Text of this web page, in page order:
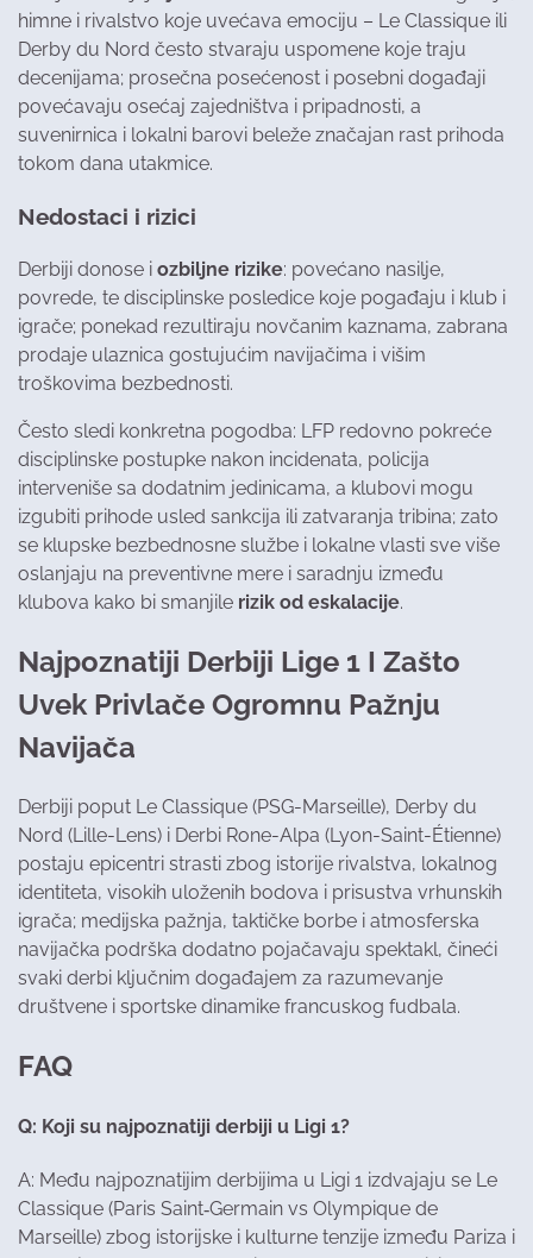
himne i rivalstvo koje uvećava emociju – Le Classique ili
Derby du Nord često stvaraju uspomene koje traju
decenijama; prosečna posećenost i posebni događaji
povećavaju osećaj zajedništva i pripadnosti, a
suvenirnica i lokalni barovi beleže značajan rast prihoda
tokom dana utakmice.
Nedostaci i rizici
Derbiji donose i ozbiljne rizike: povećano nasilje,
povrede, te disciplinske posledice koje pogađaju i klub i
igrače; ponekad rezultiraju novčanim kaznama, zabrana
prodaje ulaznica gostujućim navijačima i višim
troškovima bezbednosti.
Često sledi konkretna pogodba: LFP redovno pokreće
disciplinske postupke nakon incidenata, policija
interveniše sa dodatnim jedinicama, a klubovi mogu
izgubiti prihode usled sankcija ili zatvaranja tribina; zato
se klupske bezbednosne službe i lokalne vlasti sve više
oslanjaju na preventivne mere i saradnju između
klubova kako bi smanjile rizik od eskalacije.
Najpoznatiji Derbiji Lige 1 I Zašto
Uvek Privlače Ogromnu Pažnju
Navijača
Derbiji poput Le Classique (PSG-Marseille), Derby du
Nord (Lille-Lens) i Derbi Rone-Alpa (Lyon-Saint-Étienne)
postaju epicentri strasti zbog istorije rivalstva, lokalnog
identiteta, visokih uloženih bodova i prisustva vrhunskih
igrača; medijska pažnja, taktičke borbe i atmosferska
navijačka podrška dodatno pojačavaju spektakl, čineći
svaki derbi ključnim događajem za razumevanje
društvene i sportske dinamike francuskog fudbala.
FAQ
Q: Koji su najpoznatiji derbiji u Ligi 1?
A: Među najpoznatijim derbijima u Ligi 1 izdvajaju se Le
Classique (Paris Saint‑Germain vs Olympique de
Marseille) zbog istorijske i kulturne tenzije između Pariza i